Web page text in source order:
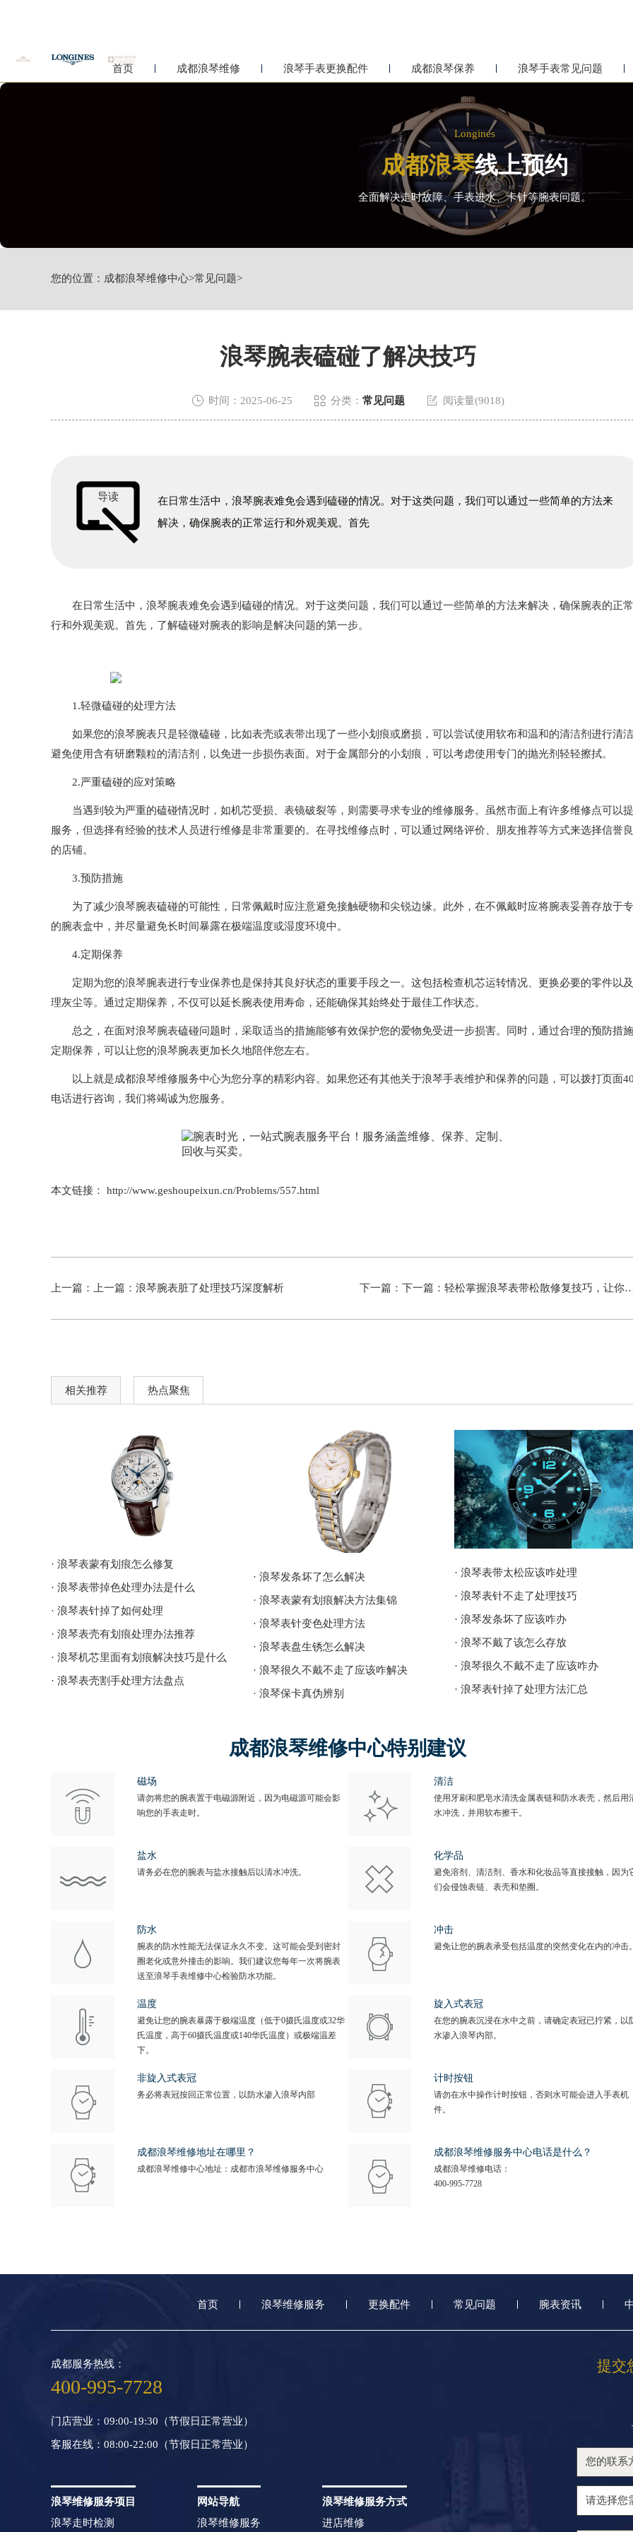
首页 成都浪琴维修 浪琴手表更换配件 成都浪琴保养 浪琴手表常见问题
Longines
成都浪琴线上预约
全面解决走时故障、手表进水、卡针等腕表问题。
您的位置： 成都浪琴维修中心>常见问题>
浪琴腕表磕碰了解决技巧
 时间：2025-06-25  分类： 常见问题  阅读量(9018)
导读
在日常生活中，浪琴腕表难免会遇到磕碰的情况。对于这类问题，我们可以通过一些简单的方法来
解决，确保腕表的正常运行和外观美观。首先
在日常生活中，浪琴腕表难免会遇到磕碰的情况。对于这类问题，我们可以通过一些简单的方法来解决，确保腕表的正
行和外观美观。首先，了解磕碰对腕表的影响是解决问题的第一步。
1.轻微磕碰的处理方法
如果您的浪琴腕表只是轻微磕碰，比如表壳或表带出现了一些小划痕或磨损，可以尝试使用软布和温和的清洁剂进行清
避免使用含有研磨颗粒的清洁剂，以免进一步损伤表面。对于金属部分的小划痕，可以考虑使用专门的抛光剂轻轻擦拭。
2.严重磕碰的应对策略
当遇到较为严重的磕碰情况时，如机芯受损、表镜破裂等，则需要寻求专业的维修服务。虽然市面上有许多维修点可以
服务，但选择有经验的技术人员进行维修是非常重要的。在寻找维修点时，可以通过网络评价、朋友推荐等方式来选择信誉
的店铺。
3.预防措施
为了减少浪琴腕表磕碰的可能性，日常佩戴时应注意避免接触硬物和尖锐边缘。此外，在不佩戴时应将腕表妥善存放于
的腕表盒中，并尽量避免长时间暴露在极端温度或湿度环境中。
4.定期保养
定期为您的浪琴腕表进行专业保养也是保持其良好状态的重要手段之一。这包括检查机芯运转情况、更换必要的零件以
理灰尘等。通过定期保养，不仅可以延长腕表使用寿命，还能确保其始终处于最佳工作状态。
总之，在面对浪琴腕表磕碰问题时，采取适当的措施能够有效保护您的爱物免受进一步损害。同时，通过合理的预防措
定期保养，可以让您的浪琴腕表更加长久地陪伴您左右。
以上就是成都浪琴维修服务中心为您分享的精彩内容。如果您还有其他关于浪琴手表维护和保养的问题，可以拨打页面
电话进行咨询，我们将竭诚为您服务。
本文链接： http://www.geshoupeixun.cn/Problems/557.html
上一篇：上一篇： 浪琴腕表脏了处理技巧深度解析 下一篇：下一篇： 轻松掌握浪琴表带松散修复技巧，让你的腕间魅力重焕光彩！
相关推荐 热点聚焦
· 浪琴表蒙有划痕怎么修复
· 浪琴表带掉色处理办法是什么
· 浪琴表针掉了如何处理
· 浪琴表壳有划痕处理办法推荐
· 浪琴机芯里面有划痕解决技巧是什么
· 浪琴表壳割手处理方法盘点
· 浪琴发条坏了怎么解决
· 浪琴表蒙有划痕解决方法集锦
· 浪琴表针变色处理方法
· 浪琴表盘生锈怎么解决
· 浪琴很久不戴不走了应该咋解决
· 浪琴保卡真伪辨别
· 浪琴表带太松应该咋处理
· 浪琴表针不走了处理技巧
· 浪琴发条坏了应该咋办
· 浪琴不戴了该怎么存放
· 浪琴很久不戴不走了应该咋办
· 浪琴表针掉了处理方法汇总
成都浪琴维修中心特别建议
磁场
请勿将您的腕表置于电磁源附近，因为电磁源可能会影
响您的手表走时。
清洁
使用牙刷和肥皂水清洗金属表链和防水表壳，然后用
水冲洗，并用软布擦干。
盐水
请务必在您的腕表与盐水接触后以清水冲洗。
化学品
避免溶剂、清洁剂、香水和化妆品等直接接触，因为
们会侵蚀表链、表壳和垫圈。
防水
腕表的防水性能无法保证永久不变。这可能会受到密封
圈老化或意外撞击的影响。我们建议您每年一次将腕表
送至浪琴手表维修中心检验防水功能。
冲击
避免让您的腕表承受包括温度的突然变化在内的冲击
温度
避免让您的腕表暴露于极端温度（低于0摄氏温度或32华
氏温度，高于60摄氏温度或140华氏温度）或极端温差
下。
旋入式表冠
在您的腕表沉浸在水中之前，请确定表冠已拧紧，以
水渗入浪琴内部。
非旋入式表冠
务必将表冠按回正常位置，以防水渗入浪琴内部
计时按钮
请勿在水中操作计时按钮，否则水可能会进入手表机
件。
成都浪琴维修地址在哪里？
成都浪琴维修中心地址：成都市浪琴维修服务中心
成都浪琴维修服务中心电话是什么？
成都浪琴维修电话：
400-995-7728
首页 浪琴维修服务 更换配件 常见问题 腕表资讯
提交
成都服务热线：
400-995-7728
门店营业：09:00-19:30（节假日正常营业）
客服在线：08:00-22:00（节假日正常营业）
浪琴维修服务项目
浪琴走时检测
网站导航
浪琴维修服务
浪琴维修服务方式
进店维修